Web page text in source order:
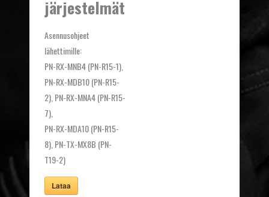
järjestelmät
Asennusohjeet
lähettimille:
PN-RX-MNB4 (PN-R15-1),
PN-RX-MDB10 (PN-R15-
2), PN-RX-MNA4 (PN-R15-
7),
PN-RX-MDA10 (PN-R15-
8), PN-TX-MX8B (PN-
T19-2)
Lataa